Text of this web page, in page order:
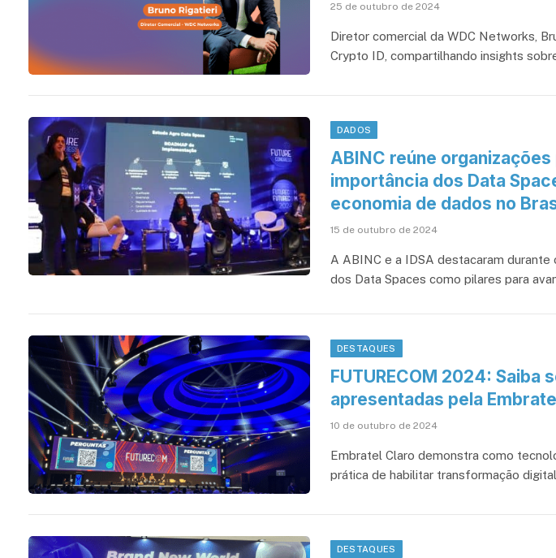
25 de outubro de 2024
Diretor comercial da WDC Networks,
Crypto ID, compartilhando insights
DADOS
ABINC reúne
importância dos Data
economia de dados no
15 de outubro de 2024
A ABINC e a IDSA destacaram
dos Data Spaces como pilares para
DESTAQUES
FUTURECOM 2024: Saiba
apresentadas pela
10 de outubro de 2024
Embratel Claro demonstra como
prática de habilitar transformação
DESTAQUES